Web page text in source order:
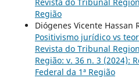
Região
Diógenes Vicente Hassan
Positivismo jurídico vs
Revista do Tribunal
Região: v. 36 n. 3 (2024):
Federal da 1ª Região